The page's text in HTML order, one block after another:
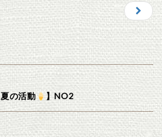
夏の活動 】NO2